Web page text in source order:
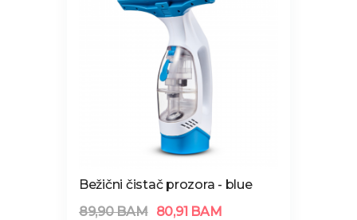
Bežični čistač prozora - blue
89,90 BAM 80,91 BAM